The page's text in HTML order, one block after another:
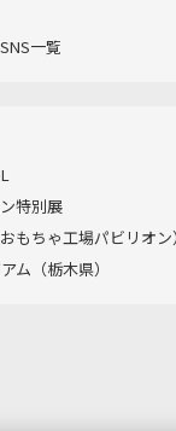
一覧
特別展
もちゃ工場パビリオ
ム（栃木県）